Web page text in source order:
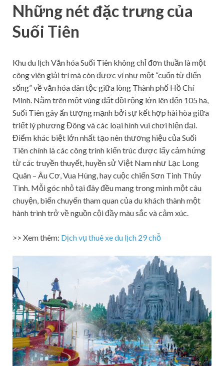
Những nét đặc trưng của
Suối Tiên
Khu du lịch Văn hóa Suối Tiên không chỉ đơn thuần là một
công viên giải trí mà còn được ví như một “cuốn từ điển
sống” về văn hóa dân tộc giữa lòng Thành phố Hồ Chí
Minh. Nằm trên một vùng đất đồi rộng lớn lên đến 105 ha,
Suối Tiên gây ấn tượng mạnh bởi sự kết hợp hài hòa giữa
triết lý phương Đông và các loại hình vui chơi hiện đại.
Điểm khác biệt lớn nhất tạo nên thương hiệu của Suối
Tiên chính là các công trình kiến trúc được lấy cảm hứng
từ các truyền thuyết, huyền sử Việt Nam như Lạc Long
Quân – Âu Cơ, Vua Hùng, hay cuộc chiến Sơn Tinh Thủy
Tinh. Mỗi góc nhỏ tại đây đều mang trong mình một câu
chuyện, biến chuyến tham quan của du khách thành một
hành trình trở về nguồn cội đầy màu sắc và cảm xúc.
>> Xem thêm: Dịch vụ thuê xe du lịch 29 chỗ